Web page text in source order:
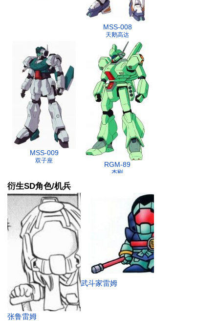
MSS-008
天鹅高达
MSS-009
双子座 RGM-89
杰刚
衍生SD角色/机兵
张鲁雷姆
武斗家雷姆